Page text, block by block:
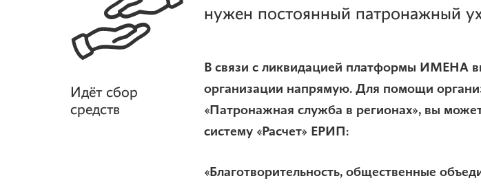
Идёт сбор
средств
нужен постоянный патронажный
В связи с ликвидацией платформы ИМЕНА
организации напрямую. Для помощи
«Патронажная служба в регионах», вы
систему «Расчет» ЕРИП:
«Благотворительность, общественные